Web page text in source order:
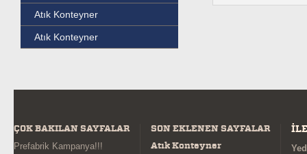
Atık Konteyner
Atık Konteyner
ÇOK BAKILAN SAYFALAR
Prefabrik Kampanya!!!
SON EKLENEN SAYFALAR
Atık Konteyner